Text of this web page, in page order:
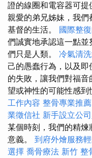
證的線圈和電容器可提
親愛的弟兄姊妹，我
基督的生活。 國際整
們誠實地承認這一點
們只是人類。 冷氣清
己的愚蠢行為，以及
的失敗，讓我們對福
望或神性的可能性感到
工作內容 整骨專業推薦
業徵信社 新手設立公
某個時刻，我們的精
意義。 到府外燴服務
選擇 喬骨療法 新竹 整